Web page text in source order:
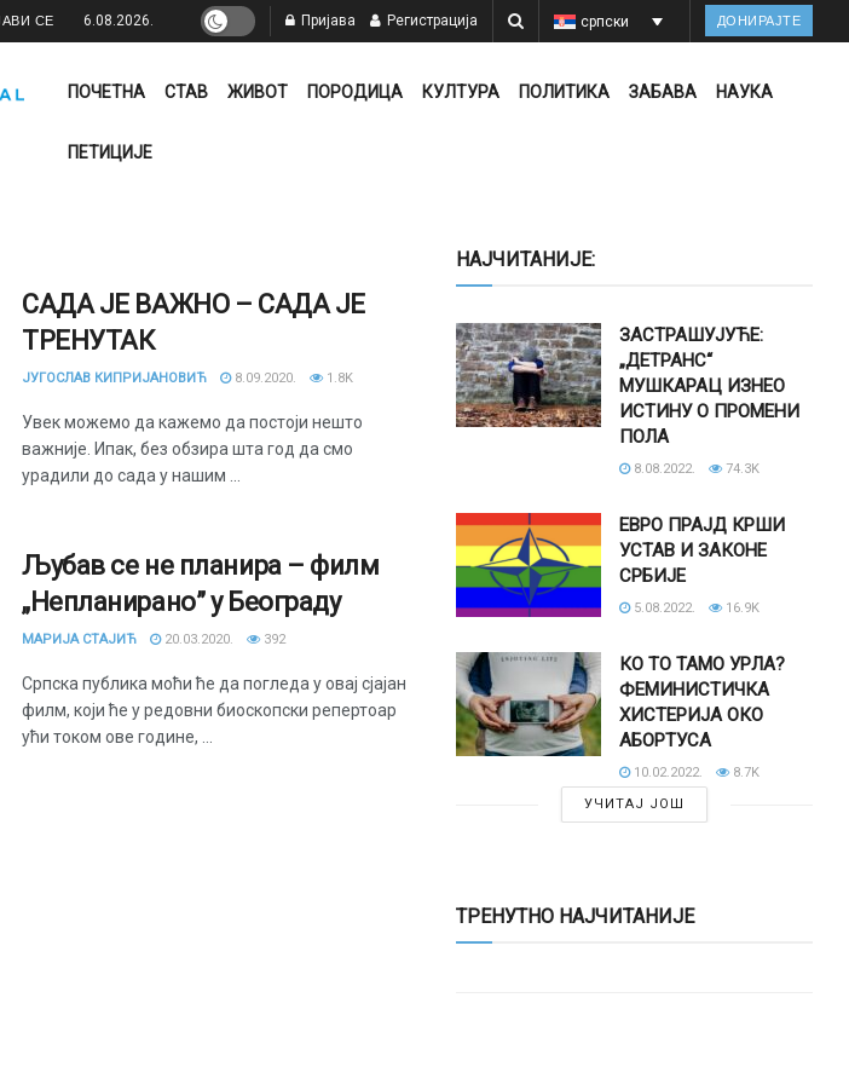
СЕ 6.08.2026. Пријава Регистрација српски ДОНИРАЈТЕ
ПОЧЕТНА СТАВ ЖИВОТ ПОРОДИЦА КУЛТУРА ПОЛИТИКА ЗАБАВА НАУКА
ПЕТИЦИЈЕ
САДА ЈЕ ВАЖНО – САДА ЈЕ
ТРЕНУТАК
ЈУГОСЛАВ КИПРИЈАНОВИЋ 8.09.2020. 1.8K
Увек можемо да кажемо да постоји нешто
важније. Ипак, без обзира шта год да смо
урадили до сада у нашим ...
Љубав се не планира – филм
„Непланирано” у Београду
МАРИЈА СТАЈИЋ 20.03.2020. 392
Српска публика моћи ће да погледа у овај сјајан
филм, који ће у редовни биоскопски репертоар
ући током ове године, ...
НАЈЧИТАНИЈЕ:
ЗАСТРАШУЈУЋЕ:
„ДЕТРАНС“
МУШКАРАЦ ИЗНЕО
ИСТИНУ О ПРОМЕНИ
ПОЛА
8.08.2022. 74.3K
ЕВРО ПРАЈД КРШИ
УСТАВ И ЗАКОНЕ
СРБИЈЕ
5.08.2022. 16.9K
КО ТО ТАМО УРЛА?
ФЕМИНИСТИЧКА
ХИСТЕРИЈА ОКО
АБОРТУСА
10.02.2022.
8.7K
УЧИТАЈ ЈОШ
ТРЕНУТНО НАЈЧИТАНИЈЕ